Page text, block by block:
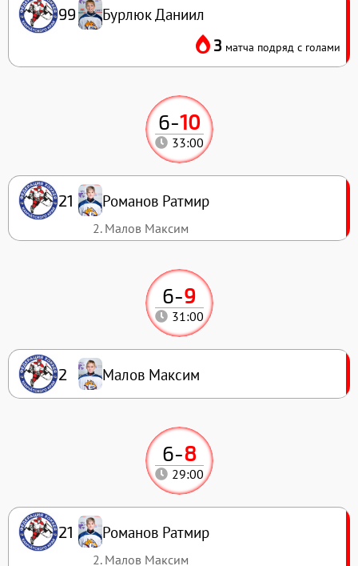
6-8
29:00
21 Романов Ратмир
2. Малов Максим
6-9
31:00
2 Малов Максим
6-10
33:00
21 Романов Ратмир
2. Малов Максим
99 Бурлюк Даниил
3 матча подряд с голами